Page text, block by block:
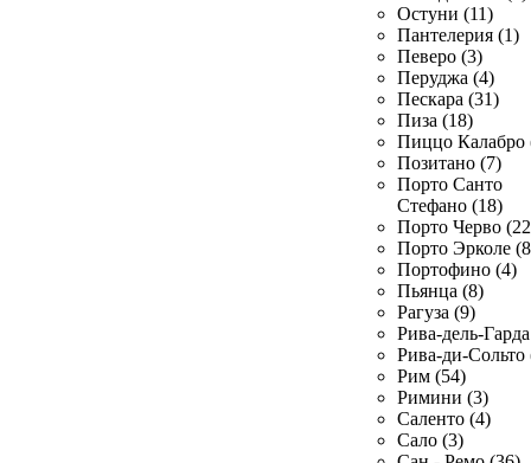
Остуни (11)
Пантелерия (1)
Певеро (3)
Перуджа (4)
Пескара (31)
Пиза (18)
Пиццо Калабро
Позитано (7)
Порто Санто
Стефано (18)
Порто Черво
Порто Эрколе
Портофино (4)
Пьянца (8)
Рагуза (9)
Рива-дель-
Рива-ди-Сольто
Рим (54)
Римини (3)
Саленто (4)
Сало (3)